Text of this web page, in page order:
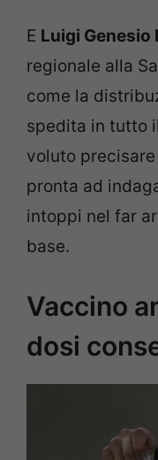
E Luigi Genesio
regionale alla
come la
spedita in tutto
voluto
pronta ad
intoppi nel far
base.
Vaccino
dosi